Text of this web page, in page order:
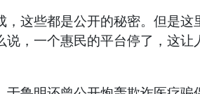
这些都是公开的秘密。但是
，一个惠民的平台停了，这